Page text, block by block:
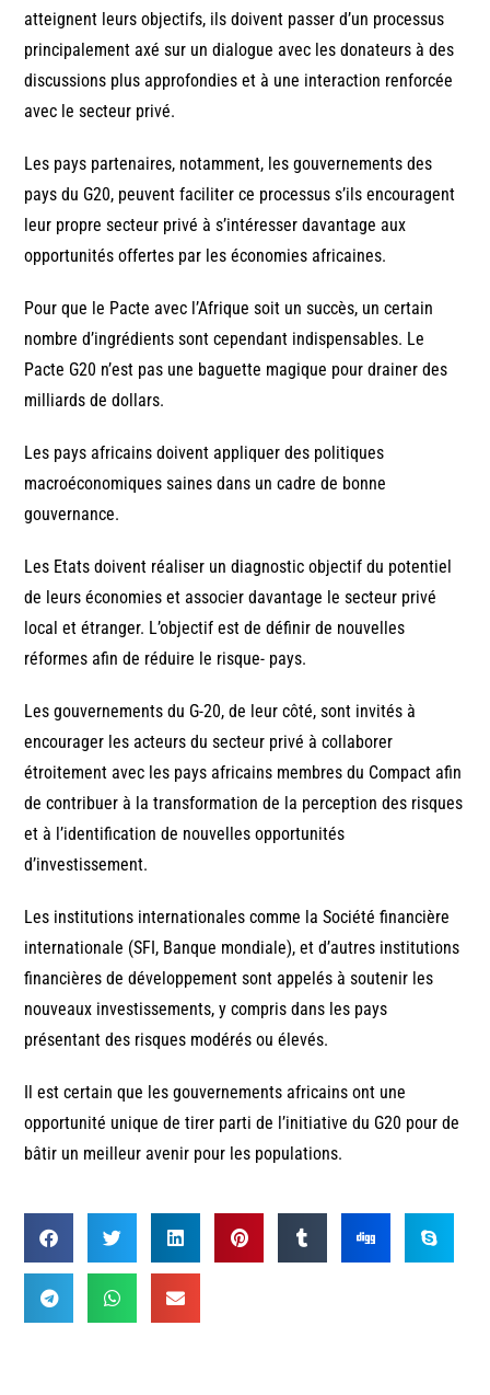
atteignent leurs objectifs, ils doivent passer d’un processus
principalement axé sur un dialogue avec les donateurs à des
discussions plus approfondies et à une interaction renforcée
avec le secteur privé.
Les pays partenaires, notamment, les gouvernements des
pays du G20, peuvent faciliter ce processus s’ils encouragent
leur propre secteur privé à s’intéresser davantage aux
opportunités offertes par les économies africaines.
Pour que le Pacte avec l’Afrique soit un succès, un certain
nombre d’ingrédients sont cependant indispensables. Le
Pacte G20 n’est pas une baguette magique pour drainer des
milliards de dollars.
Les pays africains doivent appliquer des politiques
macroéconomiques saines dans un cadre de bonne
gouvernance.
Les Etats doivent réaliser un diagnostic objectif du potentiel
de leurs économies et associer davantage le secteur privé
local et étranger. L’objectif est de définir de nouvelles
réformes afin de réduire le risque- pays.
Les gouvernements du G-20, de leur côté, sont invités à
encourager les acteurs du secteur privé à collaborer
étroitement avec les pays africains membres du Compact afin
de contribuer à la transformation de la perception des risques
et à l’identification de nouvelles opportunités
d’investissement.
Les institutions internationales comme la Société financière
internationale (SFI, Banque mondiale), et d’autres institutions
financières de développement sont appelés à soutenir les
nouveaux investissements, y compris dans les pays
présentant des risques modérés ou élevés.
Il est certain que les gouvernements africains ont une
opportunité unique de tirer parti de l’initiative du G20 pour de
bâtir un meilleur avenir pour les populations.